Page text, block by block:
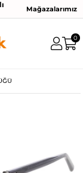
Mağazalarımız
0